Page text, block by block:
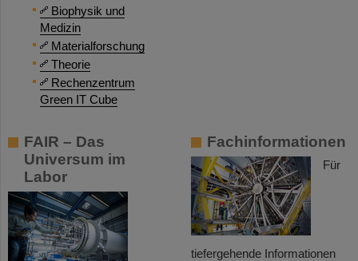
Biophysik und
Medizin
Materialforschung
Theorie
Rechenzentrum
Green IT Cube
FAIR – Das
Universum im
Labor
Fachinformationen
Für
tiefergehende Informationen